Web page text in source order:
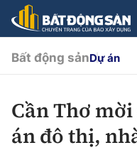
CHUYÊN MỤC
Chính sách
Bất động sảnDự án
Cần Thơ
án đô thị,